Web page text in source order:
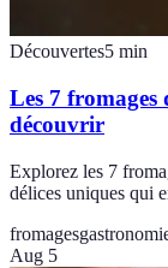
Découvertes5 min
Les 7 fromages
découvrir
Explorez les 7
délices uniques qui
fromages
Aug 5